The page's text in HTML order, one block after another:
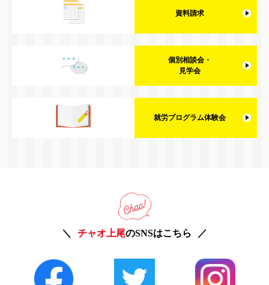
資料請求
個別相談会・
見学会
就労プログラム体験会
チャオ上尾のSNSはこちら